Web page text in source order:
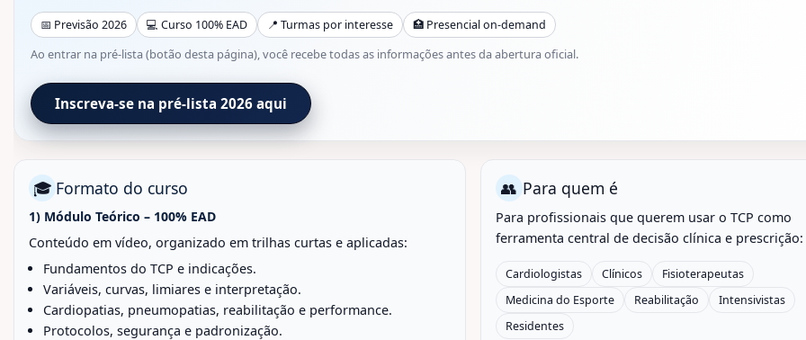
📅 Previsão 2026 💻 Curso 100% EAD 📍 Turmas por interesse 🏥 Presencial on-demand
Ao entrar na pré-lista (botão desta página), você recebe todas as informações antes da abertura oficial.
Inscreva-se na pré-lista 2026 aqui
🎓 Formato do curso
1) Módulo Teórico – 100% EAD
Conteúdo em vídeo, organizado em trilhas curtas e aplicadas:
Fundamentos do TCP e indicações.
Variáveis, curvas, limiares e interpretação.
Cardiopatias, pneumopatias, reabilitação e performance.
Protocolos, segurança e padronização.
👥 Para quem é
Para profissionais que querem usar o TCP como
ferramenta central de decisão clínica e prescrição:
Cardiologistas Clínicos
Fisioterapeutas
Medicina do Esporte
Reabilitação
Intensivistas
Residentes